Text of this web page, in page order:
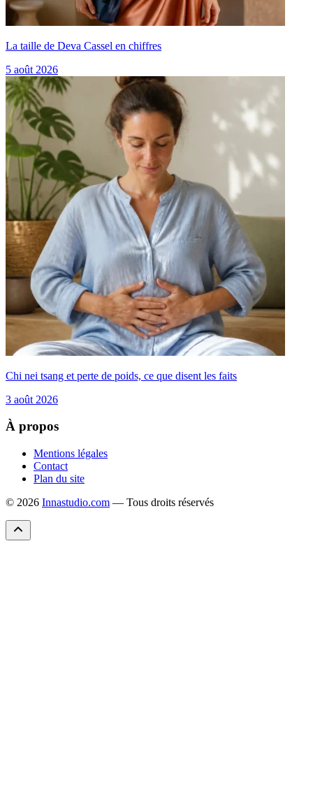
La taille de Deva Cassel en chiffres
5 août 2026
Chi nei tsang et perte de poids, ce que disent les faits
3 août 2026
À propos
Mentions légales
Contact
Plan du site
© 2026 Innastudio.com — Tous droits réservés